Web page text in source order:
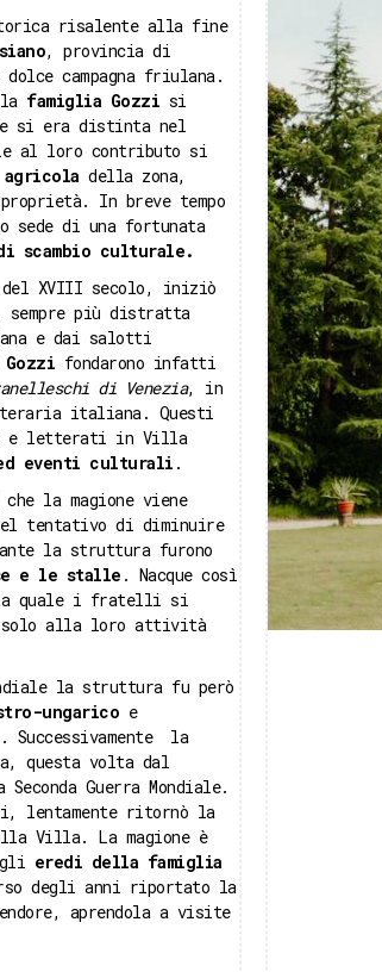
risalente alla fine
, provincia di
campagna friulana.
famiglia Gozzi si
si era distinta nel
al loro contributo si
agricola della zona,
proprietà. In breve tempo
sede di una fortunata
scambio culturale.
XVIII secolo, iniziò
sempre più distratta
e dai salotti
Gozzi fondarono infatti
di Venezia, in
italiana. Questi
e letterati in Villa
eventi culturali .
la magione viene
tentativo di diminuire
la struttura furono
e le stalle . Nacque così
quale i fratelli si
solo alla loro attività
la struttura fu però
ungarico e
Successivamente la
questa volta dal
Guerra Mondiale.
lentamente ritornò la
Villa. La magione è
eredi della famiglia
degli anni riportato la
aprendola a visite